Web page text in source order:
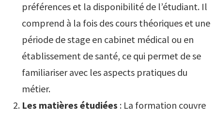
préférences et la disponibilité de l’étudiant. Il
comprend à la fois des cours théoriques et une
période de stage en cabinet médical ou en
établissement de santé, ce qui permet de se
familiariser avec les aspects pratiques du
métier.
Les matières étudiées : La formation couvre